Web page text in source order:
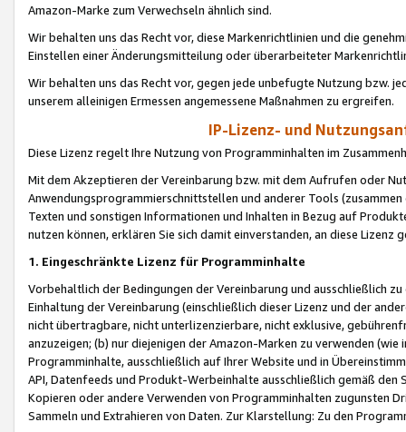
Amazon-Marke zum Verwechseln ähnlich sind.
Wir behalten uns das Recht vor, diese Markenrichtlinien und die
Einstellen einer Änderungsmitteilung oder überarbeiteter
Wir behalten uns das Recht vor, gegen jede unbefugte Nutzung bzw.
unserem alleinigen Ermessen angemessene Maßnahmen zu ergreifen.
IP-Lizenz- und
Diese Lizenz regelt Ihre Nutzung von Programminhalten im
Mit dem Akzeptieren der Vereinbarung bzw. mit dem Aufrufen oder
Anwendungsprogrammierschnittstellen und anderer Tools (zusammen
Texten und sonstigen Informationen und Inhalten in Bezug auf
nutzen können, erklären Sie sich damit einverstanden, an diese Lizenz
1. Eingeschränkte Lizenz für Programminhalte
Vorbehaltlich der Bedingungen der Vereinbarung und ausschließlich
Einhaltung der Vereinbarung (einschließlich dieser Lizenz und der
nicht übertragbare, nicht unterlizenzierbare, nicht exklusive,
anzuzeigen; (b) nur diejenigen der Amazon-Marken zu verwenden
Programminhalte, ausschließlich auf Ihrer Website und in
API, Datenfeeds und Produkt-Werbeinhalte ausschließlich gemäß
Kopieren oder andere Verwenden von Programminhalten zugunsten
Sammeln und Extrahieren von Daten. Zur Klarstellung: Zu den